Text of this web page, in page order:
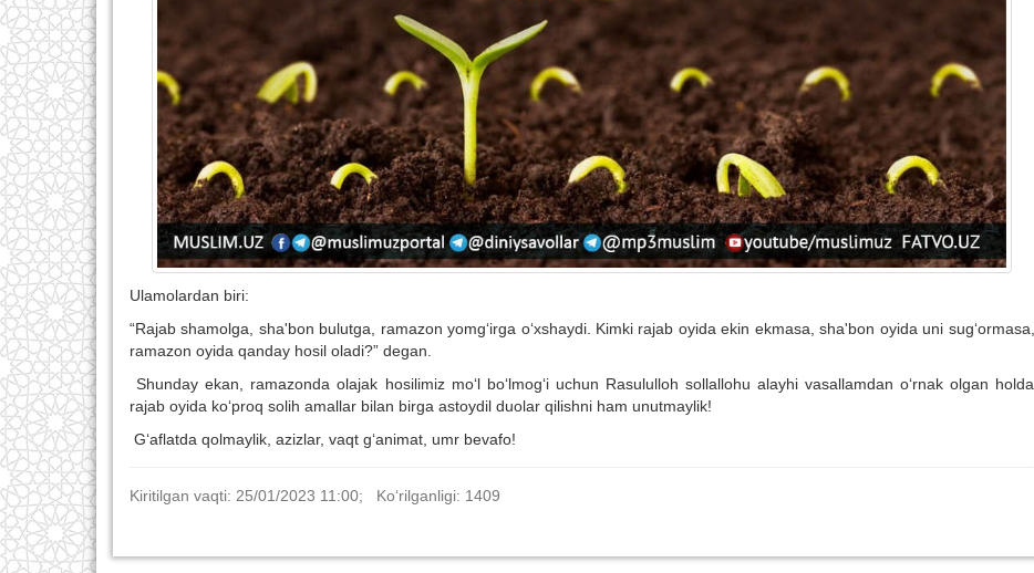
Ulamolardan biri:
“Rajab shamolga, sha'bon bulutga, ramazon yomg‘irga o‘xshaydi. Kimki rajab oyida ekin ekmasa, sha'bon oyida uni sug‘ormasa,
ramazon oyida qanday hosil oladi?” degan.
Shunday ekan, ramazonda olajak hosilimiz mo‘l bo‘lmog‘i uchun Rasululloh sollallohu alayhi vasallamdan o‘rnak olgan holda
rajab oyida ko‘proq solih amallar bilan birga astoydil duolar qilishni ham unutmaylik!
G‘aflatda qolmaylik, azizlar, vaqt g‘animat, umr bevafo!
Kiritilgan vaqti: 25/01/2023 11:00; Ko‘rilganligi: 1409